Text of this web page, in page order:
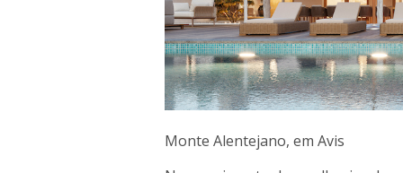
Monte Alentejano, em Avis